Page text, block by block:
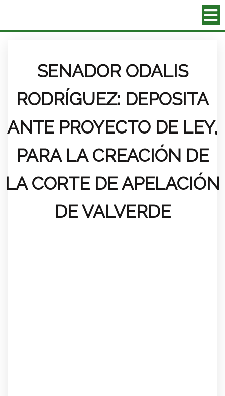
SENADOR ODALIS
RODRÍGUEZ: DEPOSITA
ANTE PROYECTO DE LEY,
PARA LA CREACIÓN DE
LA CORTE DE APELACIÓN
DE VALVERDE